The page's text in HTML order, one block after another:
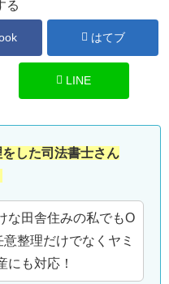
る
はてブ
LINE
をした司法書士さん
な田舎住みの私でもO
整理だけでなくヤミ
にも対応！